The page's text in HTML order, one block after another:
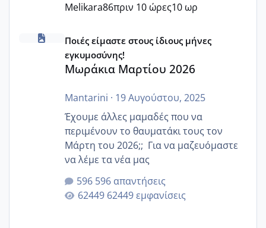
Melikara86πριν 10 ώρες10 ωρ
Μωράκια Μαρτίου 2026
Ποιές είμαστε στους ίδιους μήνες
εγκυμοσύνης!
Μωράκια Μαρτίου 2026
Mantarini · 19 Αυγούστου, 2025
Έχουμε άλλες μαμαδές που να
περιμένουν το θαυματάκι τους τον
Μάρτη του 2026;; Για να μαζευόμαστε
να λέμε τα νέα μας
596 απαντήσεις
62449 εμφανίσεις